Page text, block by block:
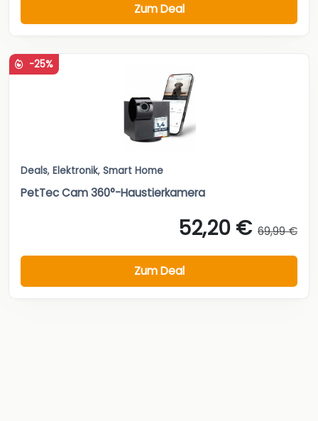
Zum Deal
-25%
Deals, Elektronik, Smart Home
PetTec Cam 360°-Haustierkamera
52,20 € 69,99 €
Zum Deal